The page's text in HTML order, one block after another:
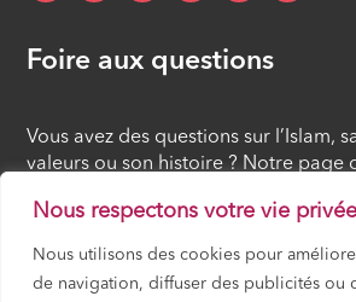
Nous respectons votre vie
Nous utilisons des cookies pour
de navigation, diffuser des publicités ou
Foire aux questions
Vous avez des questions sur l’Islam,
valeurs ou son histoire ? Notre page
réponses rassemble des réponses
à tous, croyants ou simples curieux.
FOIRE AUX QUESTIONS